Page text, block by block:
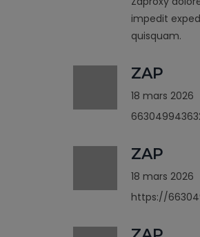
impedit
quisquam.
ZAP
18 mars 2026
ZAP
18 mars 2026
https://